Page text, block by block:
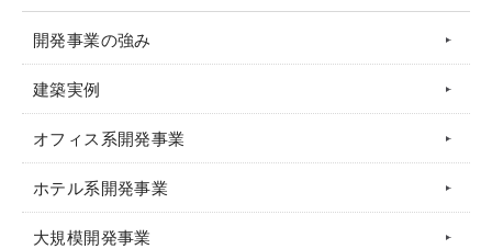
開発事業の強み
建築実例
オフィス系開発事業
ホテル系開発事業
大規模開発事業